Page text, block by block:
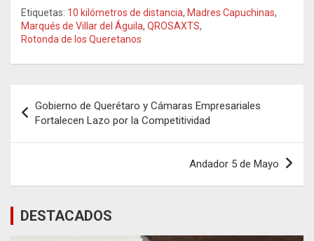
Etiquetas: 10 kilómetros de distancia, Madres Capuchinas,
Marqués de Villar del Águila, QROSAXTS,
Rotonda de los Queretanos
de
entradas
Gobierno de Querétaro y Cámaras Empresariales
Fortalecen Lazo por la Competitividad
Andador 5 de Mayo
DESTACADOS